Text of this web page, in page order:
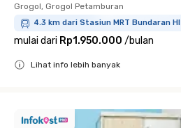
Grogol, Grogol Petamburan
4.3 km dari Stasiun MRT Bundaran HI
mulai dari Rp1.950.000 /bulan
Lihat info lebih banyak